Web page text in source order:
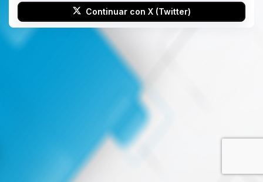
Continuar con X (Twitter)